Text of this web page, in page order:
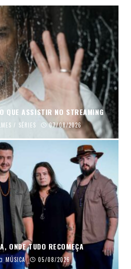
QUE ASSISTIR NO STREAMING
/ SÉRIES 07/08/2026
ONDE TUDO RECOMEÇA
MÚSICA 05/08/2026